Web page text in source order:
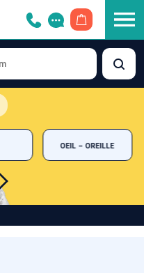
OEIL – OREILLE